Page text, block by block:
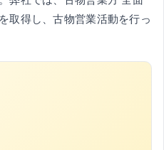
取得し、古物営業活動を行っ